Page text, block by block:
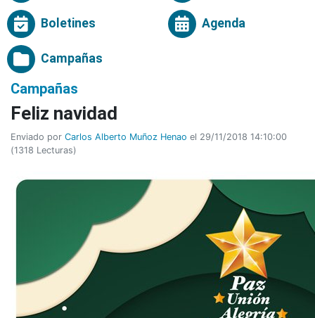
Boletines Agenda
Campañas
Campañas
Feliz navidad
Enviado por Carlos Alberto Muñoz Henao el 29/11/2018 14:10:00
(1318 Lecturas)